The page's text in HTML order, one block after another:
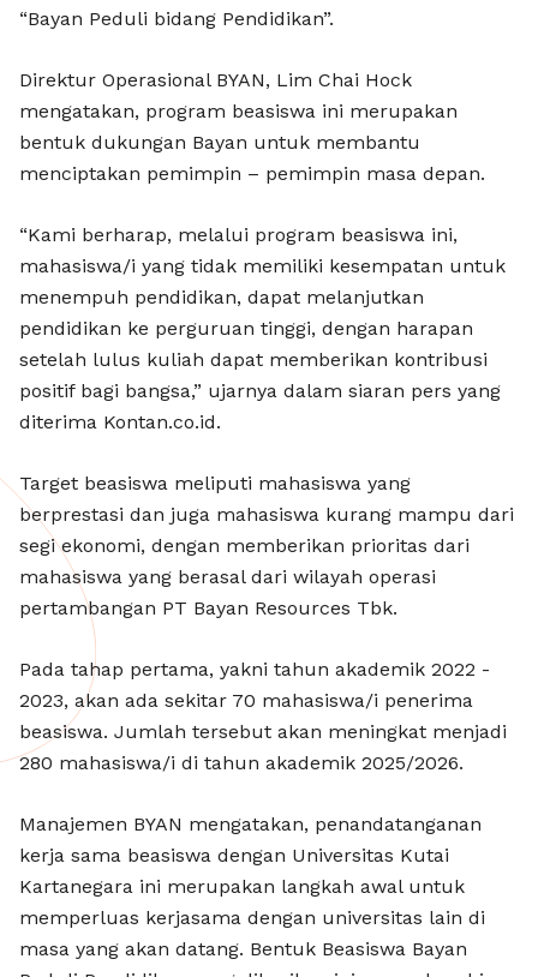
“Bayan Peduli bidang Pendidikan”.
Direktur Operasional BYAN, Lim Chai Hock
mengatakan, program beasiswa ini merupakan
bentuk dukungan Bayan untuk membantu
menciptakan pemimpin – pemimpin masa depan.
“Kami berharap, melalui program beasiswa ini,
mahasiswa/i yang tidak memiliki kesempatan untuk
menempuh pendidikan, dapat melanjutkan
pendidikan ke perguruan tinggi, dengan harapan
setelah lulus kuliah dapat memberikan kontribusi
positif bagi bangsa,” ujarnya dalam siaran pers yang
diterima Kontan.co.id.
Target beasiswa meliputi mahasiswa yang
berprestasi dan juga mahasiswa kurang mampu dari
segi ekonomi, dengan memberikan prioritas dari
mahasiswa yang berasal dari wilayah operasi
pertambangan PT Bayan Resources Tbk.
Pada tahap pertama, yakni tahun akademik 2022 -
2023, akan ada sekitar 70 mahasiswa/i penerima
beasiswa. Jumlah tersebut akan meningkat menjadi
280 mahasiswa/i di tahun akademik 2025/2026.
Manajemen BYAN mengatakan, penandatanganan
kerja sama beasiswa dengan Universitas Kutai
Kartanegara ini merupakan langkah awal untuk
memperluas kerjasama dengan universitas lain di
masa yang akan datang. Bentuk Beasiswa Bayan